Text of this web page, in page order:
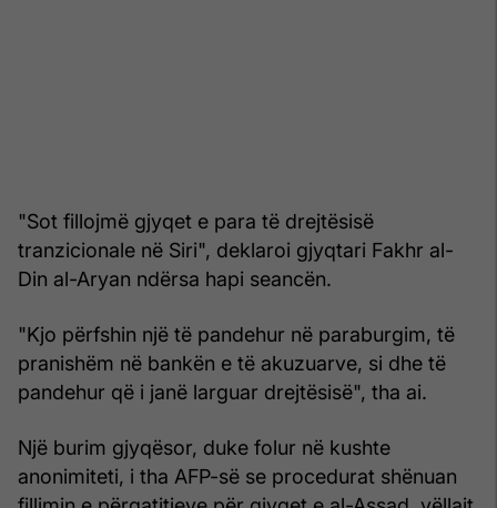
"Sot fillojmë gjyqet e para të drejtësisë
tranzicionale në Siri", deklaroi gjyqtari Fakhr al-
Din al-Aryan ndërsa hapi seancën.
"Kjo përfshin një të pandehur në paraburgim, të
pranishëm në bankën e të akuzuarve, si dhe të
pandehur që i janë larguar drejtësisë", tha ai.
Një burim gjyqësor, duke folur në kushte
anonimiteti, i tha AFP-së se procedurat shënuan